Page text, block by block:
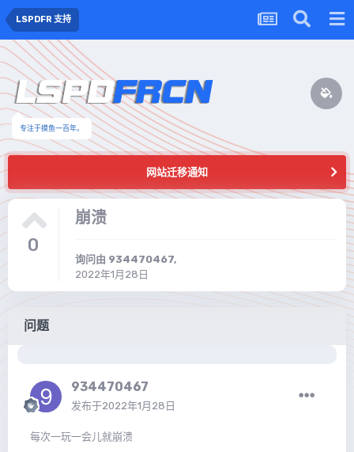
LSPDFR 支持
专注于摸鱼一百年。
网站迁移通知
0
崩溃
询问由 934470467,
2022年1月28日
问题
934470467
发布于2022年1月28日
每次一玩一会儿就崩溃